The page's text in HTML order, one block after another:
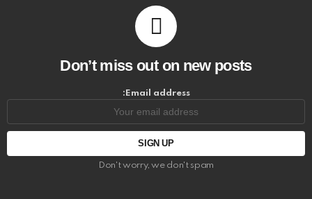
Don’t miss out on new posts
Email address:
Don't worry, we don't spam